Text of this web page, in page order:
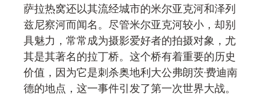
萨拉热窝还以其流经城市的米尔亚克河和泽列
兹尼察河而闻名。尽管米尔亚克河较小，却别
具魅力，常常成为摄影爱好者的拍摄对象，尤
其是其著名的拉丁桥。这个桥有着重要的历史
价值，因为它是刺杀奥地利大公弗朗茨·费迪南
德的地点，这一事件引发了第一次世界大战。